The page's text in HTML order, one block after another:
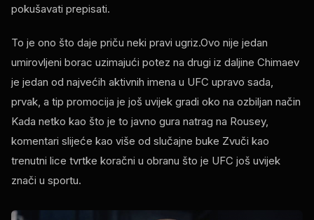
pokušavati prepisati.
To je ono što daje priču neki pravi ugriz.Ovo nije jedan
umirovljeni borac uzimajući potez na drugi iz daljine Chimaev
je jedan od najvećih aktivnih imena u UFC upravo sada,
prvak, a tip promocija je još uvijek gradi oko na ozbiljan način
Kada netko kao što je to javno gura natrag na Rousey,
komentari slijeće kao više od slučajne buke Zvuči kao
trenutni lice tvrtke koračni u obranu što je UFC još uvijek
znači u sportu.